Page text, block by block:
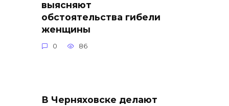
выясняют
обстоятельства гибели
женщины
0 86
В Черняховске делают